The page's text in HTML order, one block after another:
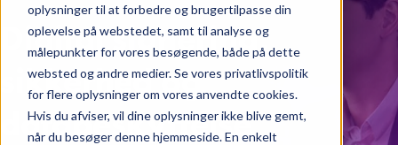
oplysninger til at forbedre og brugertilpasse din
oplevelse på webstedet, samt til analyse og
målepunkter for vores besøgende, både på dette
websted og andre medier. Se vores privatlivspolitik
for flere oplysninger om vores anvendte cookies.
Hvis du afviser, vil dine oplysninger ikke blive gemt,
når du besøger denne hjemmeside. En enkelt
Digital signering,
sikkerhed og
databeskyttelse